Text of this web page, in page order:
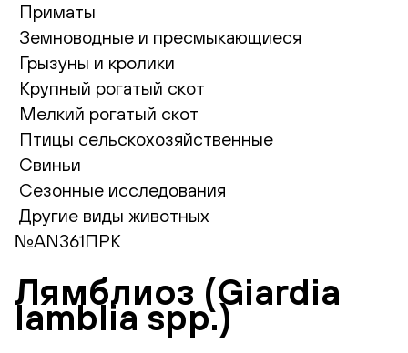
Приматы
Земноводные и пресмыкающиеся
Грызуны и кролики
Крупный рогатый скот
Мелкий рогатый скот
Птицы сельскохозяйственные
Свиньи
Сезонные исследования
Другие виды животных
№AN361ПРК
Лямблиоз (Giardia
lamblia spp.)